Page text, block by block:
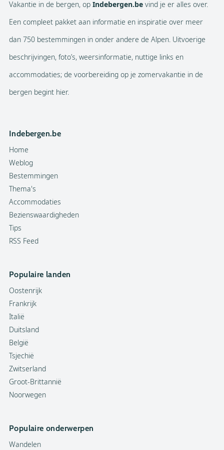
Vakantie in de bergen, op Indebergen.be vind je er alles over.
Een compleet pakket aan informatie en inspiratie over meer
dan 750 bestemmingen in onder andere de Alpen. Uitvoerige
beschrijvingen, foto’s, weersinformatie, nuttige links en
accommodaties; de voorbereiding op je zomervakantie in de
bergen begint hier.
Indebergen.be
Home
Weblog
Bestemmingen
Thema's
Accommodaties
Bezienswaardigheden
Tips
RSS Feed
Populaire landen
Oostenrijk
Frankrijk
Italië
Duitsland
België
Tsjechië
Zwitserland
Groot-Brittannië
Noorwegen
Populaire onderwerpen
Wandelen